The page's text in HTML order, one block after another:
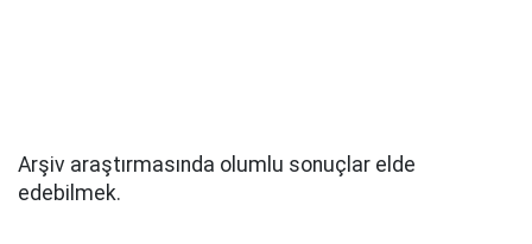
Arşiv araştırmasında olumlu sonuçlar elde
edebilmek.